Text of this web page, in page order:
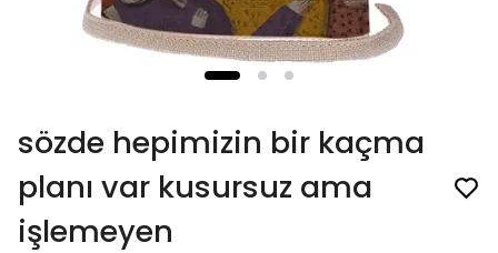
sözde hepimizin bir kaçma
planı var kusursuz ama
işlemeyen